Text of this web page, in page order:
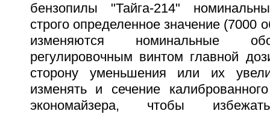
бензопилы "Тайга-214"
строго определенное значение (7000
изменяются номинальные
регулировочным винтом главной
сторону уменьшения или их
изменять и сечение
экономайзера, чтобы